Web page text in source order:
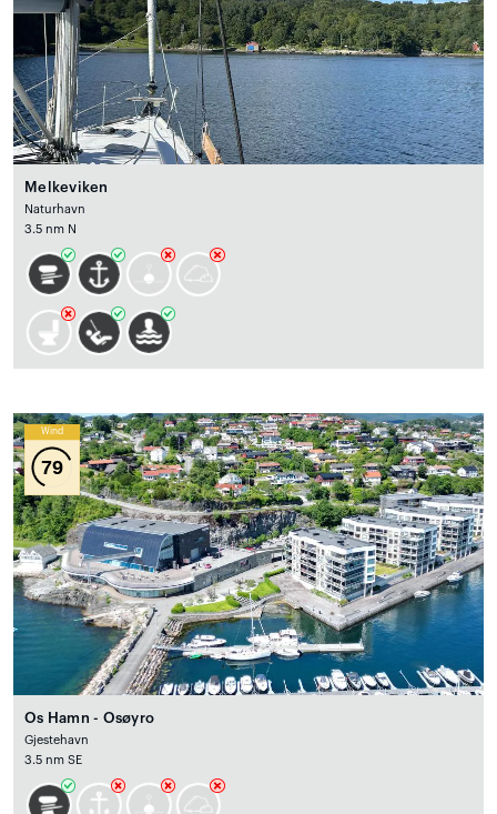
Melkeviken
Naturhavn
3.5 nm N
Wind
79
Os Hamn - Osøyro
Gjestehavn
3.5 nm SE